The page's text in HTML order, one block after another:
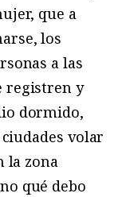
que a
los
a las
registren y
dormido,
volar
la zona
qué debo